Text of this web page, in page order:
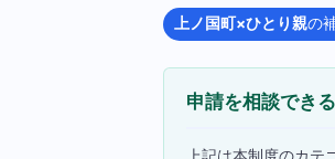
上ノ国町×ひとり親の
申請を相談でき